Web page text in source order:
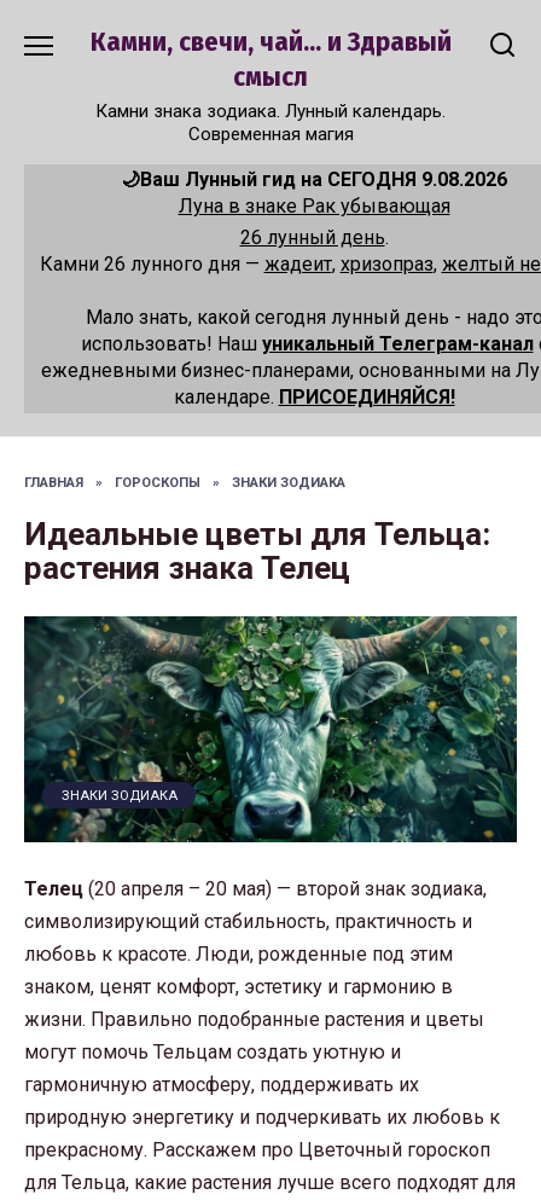
Камни, свечи, чай... и Здравый
смысл
Камни знака зодиака. Лунный календарь.
Современная магия
🌙Ваш Лунный гид на СЕГОДНЯ 9.08.2026
Луна в знаке Рак убывающая
26 лунный день.
Камни 26 лунного дня — жадеит, хризопраз, желтый
Мало знать, какой сегодня лунный день - надо
использовать! Наш уникальный Телеграм-канал
ежедневными бизнес-планерами, основанными на
календаре. ПРИСОЕДИНЯЙСЯ!
ГЛАВНАЯ » ГОРОСКОПЫ » ЗНАКИ ЗОДИАКА
Идеальные цветы для Тельца:
растения знака Телец
ЗНАКИ ЗОДИАКА
Телец (20 апреля – 20 мая) — второй знак зодиака,
символизирующий стабильность, практичность и
любовь к красоте. Люди, рожденные под этим
знаком, ценят комфорт, эстетику и гармонию в
жизни. Правильно подобранные растения и цветы
могут помочь Тельцам создать уютную и
гармоничную атмосферу, поддерживать их
природную энергетику и подчеркивать их любовь к
прекрасному. Расскажем про Цветочный гороскоп
для Тельца, какие растения лучше всего подходят для